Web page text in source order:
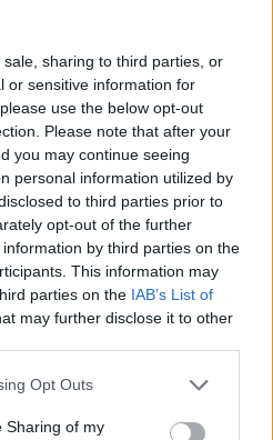
sharing to third parties, or
or sensitive information for
use the below opt-out
Please note that after your
you may continue seeing
personal information utilized by
to third parties prior to
opt-out of the further
by third parties on the
This information may
parties on the IAB’s List of
may further disclose it to other
app uses one or more Google
behaviour. You may click to
Opt Outs
Sharing of my
της αναφορικά με τα
για την έγκριση του
120 θετικές ψήφοι.
ότι από το σχετικό
εξαιρούνται
με την εξωτερική
άμυνα. Εξεταστική
ζητήματα
την σύμφωνη γνώμη της
(151). Πάντως από την
δεν συνδέεται με
απαιτούν αυξημένες